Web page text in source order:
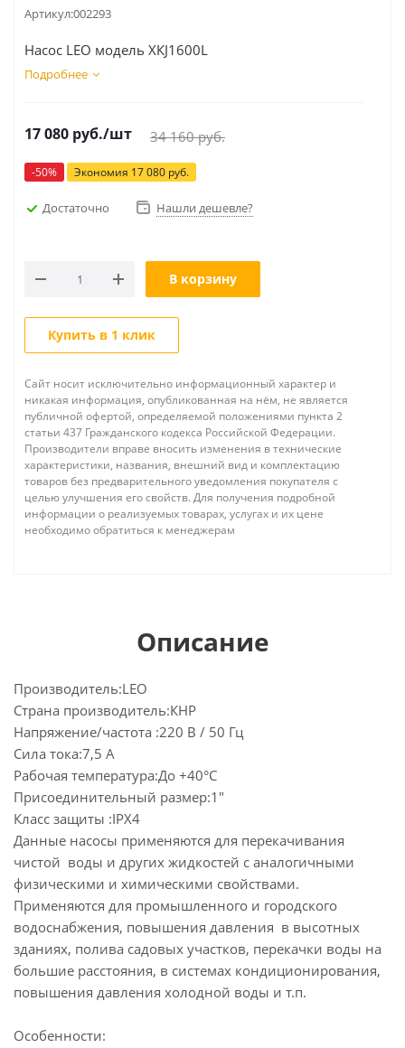
Артикул:002293
Насос LEO модель XКJ1600L
Подробнее
17 080 руб./шт 34 160руб.
-50% Экономия 17 080 руб.
Достаточно Нашли дешевле?
В корзину
Купить в 1 клик
Сайт носит исключительно информационный характер и
никакая информация, опубликованная на нём, не является
публичной офертой, определяемой положениями пункта 2
статьи 437 Гражданского кодекса Российской Федерации.
Производители вправе вносить изменения в технические
характеристики, названия, внешний вид и комплектацию
товаров без предварительного уведомления покупателя с
целью улучшения его свойств. Для получения подробной
информации о реализуемых товарах, услугах и их цене
необходимо обратиться к менеджерам
Описание
Производитель:LEO
Страна производитель:КНР
Напряжение/частота :220 В / 50 Гц
Сила тока:7,5 А
Рабочая температура:До +40°С
Присоединительный размер:1"
Класс защиты :IPX4
Данные насосы применяются для перекачивания
чистой воды и других жидкостей с аналогичными
физическими и химическими свойствами.
Применяются для промышленного и городского
водоснабжения, повышения давления в высотных
зданиях, полива садовых участков, перекачки воды на
большие расстояния, в системах кондиционирования,
повышения давления холодной воды и т.п.
Особенности: